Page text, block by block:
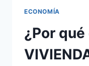
ECONOMÍA
¿Por qué